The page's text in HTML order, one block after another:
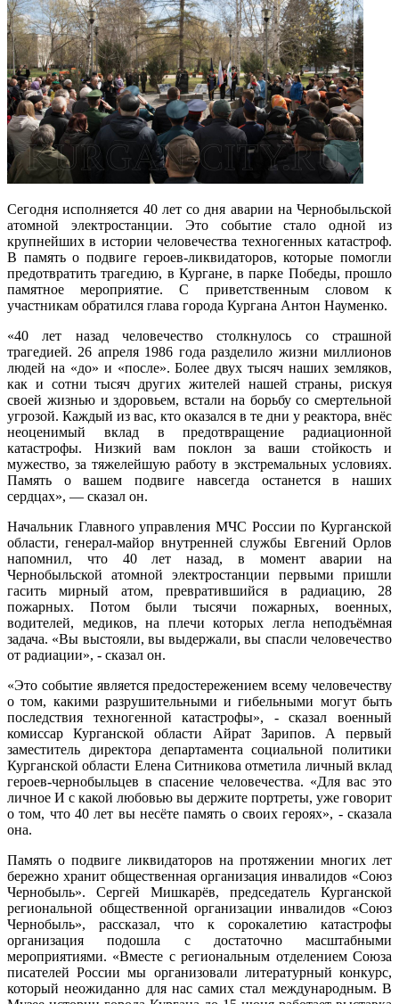
Сегодня исполняется 40 лет со дня аварии на Чернобыльской
атомной электростанции. Это событие стало одной из
крупнейших в истории человечества техногенных катастроф.
В память о подвиге героев-ликвидаторов, которые помогли
предотвратить трагедию, в Кургане, в парке Победы, прошло
памятное мероприятие. С приветственным словом к
участникам обратился глава города Кургана Антон Науменко.
«40 лет назад человечество столкнулось со страшной
трагедией. 26 апреля 1986 года разделило жизни миллионов
людей на «до» и «после». Более двух тысяч наших земляков,
как и сотни тысяч других жителей нашей страны, рискуя
своей жизнью и здоровьем, встали на борьбу со смертельной
угрозой. Каждый из вас, кто оказался в те дни у реактора, внёс
неоценимый вклад в предотвращение радиационной
катастрофы. Низкий вам поклон за ваши стойкость и
мужество, за тяжелейшую работу в экстремальных условиях.
Память о вашем подвиге навсегда останется в наших
сердцах», — сказал он.
Начальник Главного управления МЧС России по Курганской
области, генерал-майор внутренней службы Евгений Орлов
напомнил, что 40 лет назад, в момент аварии на
Чернобыльской атомной электростанции первыми пришли
гасить мирный атом, превратившийся в радиацию, 28
пожарных. Потом были тысячи пожарных, военных,
водителей, медиков, на плечи которых легла неподъёмная
задача. «Вы выстояли, вы выдержали, вы спасли человечество
от радиации», - сказал он.
«Это событие является предостережением всему человечеству
о том, какими разрушительными и гибельными могут быть
последствия техногенной катастрофы», - сказал военный
комиссар Курганской области Айрат Зарипов. А первый
заместитель директора департамента социальной политики
Курганской области Елена Ситникова отметила личный вклад
героев-чернобыльцев в спасение человечества. «Для вас это
личное И с какой любовью вы держите портреты, уже говорит
о том, что 40 лет вы несёте память о своих героях», - сказала
она.
Память о подвиге ликвидаторов на протяжении многих лет
бережно хранит общественная организация инвалидов «Союз
Чернобыль». Сергей Мишкарёв, председатель Курганской
региональной общественной организации инвалидов «Союз
Чернобыль», рассказал, что к сорокалетию катастрофы
организация подошла с достаточно масштабными
мероприятиями. «Вместе с региональным отделением Союза
писателей России мы организовали литературный конкурс,
который неожиданно для нас самих стал международным. В